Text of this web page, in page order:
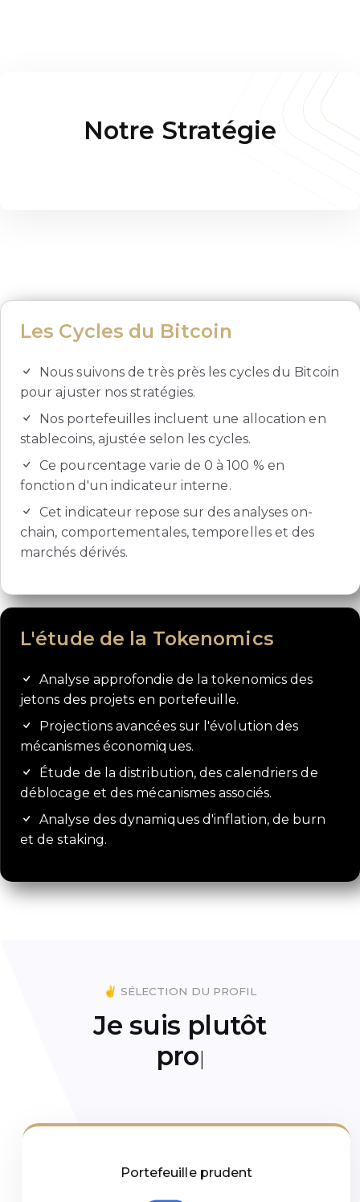
Notre Stratégie
Les Cycles du Bitcoin
Nous suivons de très près les cycles du Bitcoin
pour ajuster nos stratégies.
Nos portefeuilles incluent une allocation en
stablecoins, ajustée selon les cycles.
Ce pourcentage varie de 0 à 100 % en
fonction d'un indicateur interne.
Cet indicateur repose sur des analyses on-
chain, comportementales, temporelles et des
marchés dérivés.
L'étude de la Tokenomics
Analyse approfondie de la tokenomics des
jetons des projets en portefeuille.
Projections avancées sur l'évolution des
mécanismes économiques.
Étude de la distribution, des calendriers de
déblocage et des mécanismes associés.
Analyse des dynamiques d'inflation, de burn
et de staking.
✌️ SÉLECTION DU PROFIL
Je suis plutôt
fonceur
Portefeuille prudent